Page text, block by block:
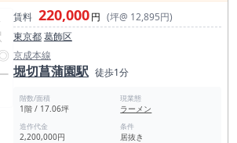
賃料 220,000円 (坪@ 12,895円)
東京都葛飾区
京成本線
堀切菖蒲園駅 徒歩1分
階数/面積
1階 / 17.06坪
現業態
ラーメン
造作代金
2,200,000円
条件
居抜き